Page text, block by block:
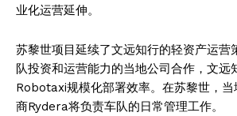
业化运营延伸。
苏黎世项目延续了文远知行的轻资产运营
队投资和运营能力的当地公司合作，文远
Robotaxi规模化部署效率。在苏黎世，
商Rydera将负责车队的日常管理工作。